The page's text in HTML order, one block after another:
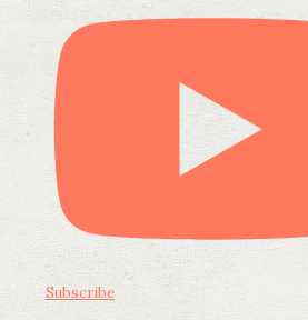
Subscribe